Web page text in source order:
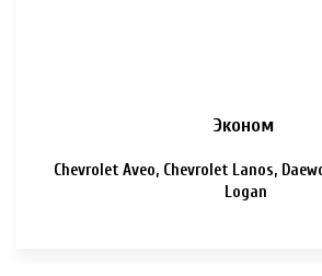
Эконом
Chevrolet Aveo, Chevrolet Lanos,
Logan